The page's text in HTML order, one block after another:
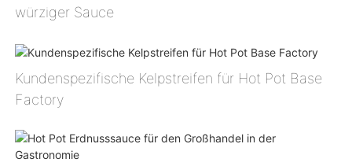
würziger Sauce
Kundenspezifische Kelpstreifen für Hot Pot Base
Factory